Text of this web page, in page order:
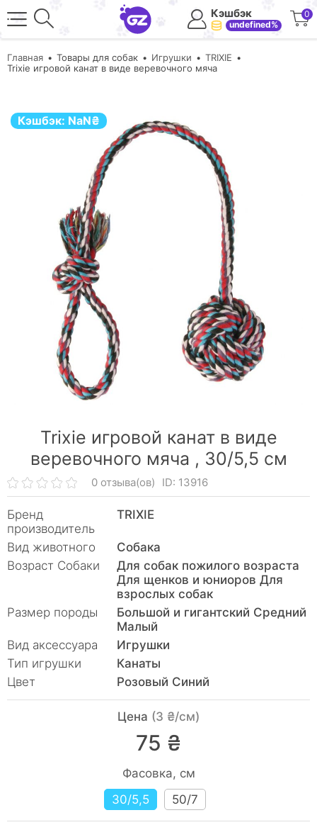
Кэшбэк
undefined%
0
Главная Товары для собак Игрушки
TRIXIE
Trixie игровой канат в виде веревочного мяча
Кэшбэк: NaN₴
Trixie игровой канат в виде
веревочного мяча , 30/5,5 см
0 отзыва(ов) ID: 13916
Бренд
производитель
TRIXIE
Вид животного
Собака
Возраст Собаки
Для собак пожилого возраста
Для щенков и юниоров Для
взрослых собак
Размер породы
Большой и гигантский Средний
Малый
Вид аксессуара
Игрушки
Тип игрушки
Канаты
Цвет
Розовый Синий
Цена (3 ₴/см)
75 ₴
Фасовка, см
30/5,5
50/7